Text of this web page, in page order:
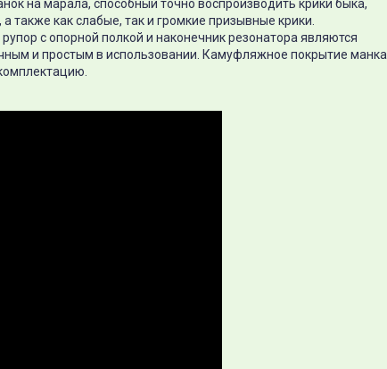
на марала, способный точно воспроизводить крики быка,
также как слабые, так и громкие призывные крики.
с опорной полкой и наконечник резонатора являются
и простым в использовании. Камуфляжное покрытие манка